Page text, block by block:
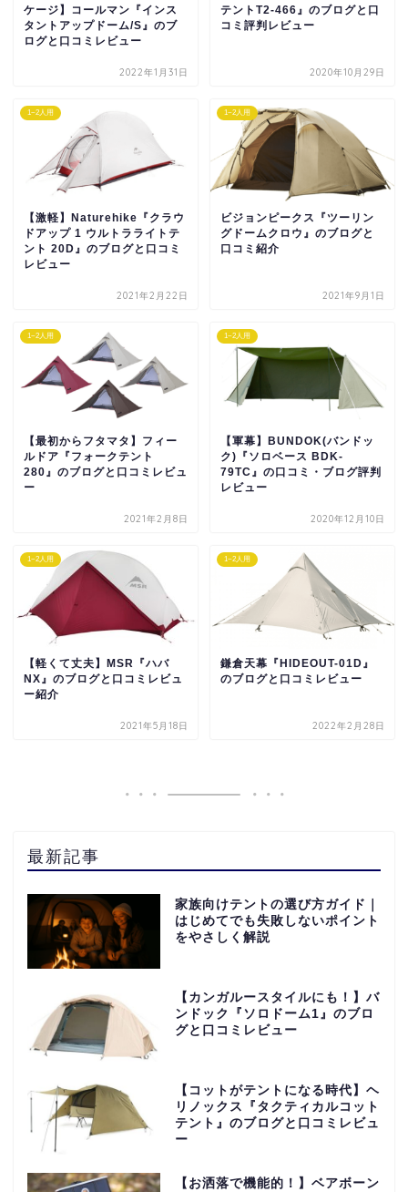
ケージ】コールマン『インス
タントアップドーム/S』のブ
ログと口コミレビュー
2022年1月31日
テントT2-466』のブログと口
コミ評判レビュー
2020年10月29日
1~2人用
【激軽】Naturehike『クラウ
ドアップ 1 ウルトラライトテ
ント 20D』のブログと口コミ
レビュー
2021年2月22日
1~2人用
ビジョンピークス『ツーリン
グドームクロウ』のブログと
口コミ紹介
2021年9月1日
1~2人用
【最初からフタマタ】フィー
ルドア『フォークテント
280』のブログと口コミレビュ
ー
2021年2月8日
1~2人用
【軍幕】BUNDOK(バンドッ
ク)『ソロベース BDK-
79TC』の口コミ・ブログ評判
レビュー
2020年12月10日
1~2人用
【軽くて丈夫】MSR『ハバ
NX』のブログと口コミレビュ
ー紹介
2021年5月18日
1~2人用
鎌倉天幕『HIDEOUT-01D』
のブログと口コミレビュー
2022年2月28日
最新記事
家族向けテントの選び方ガイド｜
はじめてでも失敗しないポイント
をやさしく解説
【カンガルースタイルにも！】バ
ンドック『ソロドーム1』のブロ
グと口コミレビュー
【コットがテントになる時代】ヘ
リノックス『タクティカルコット
テント』のブログと口コミレビュ
ー
【お洒落で機能的！】ベアボーン